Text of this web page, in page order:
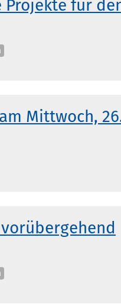
Projekte für
Mittwoch,